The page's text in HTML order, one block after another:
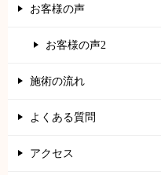
お客様の声
お客様の声2
施術の流れ
よくある質問
アクセス